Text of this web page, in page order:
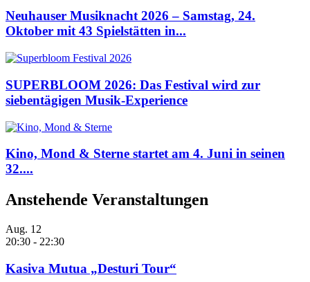
Neuhauser Musiknacht 2026 – Samstag, 24.
Oktober mit 43 Spielstätten in...
SUPERBLOOM 2026: Das Festival wird zur
siebentägigen Musik-Experience
Kino, Mond & Sterne startet am 4. Juni in seinen
32....
Anstehende Veranstaltungen
Aug. 12
20:30 - 22:30
Kasiva Mutua „Desturi Tour“